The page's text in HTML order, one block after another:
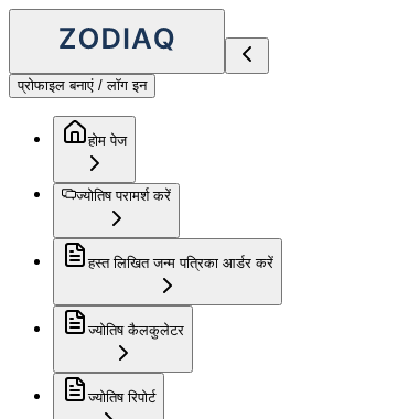
प्रोफाइल बनाएं / लॉग इन
होम पेज
ज्योतिष परामर्श करें
हस्त लिखित जन्म पत्रिका आर्डर करें
ज्योतिष कैलकुलेटर
ज्योतिष रिपोर्ट